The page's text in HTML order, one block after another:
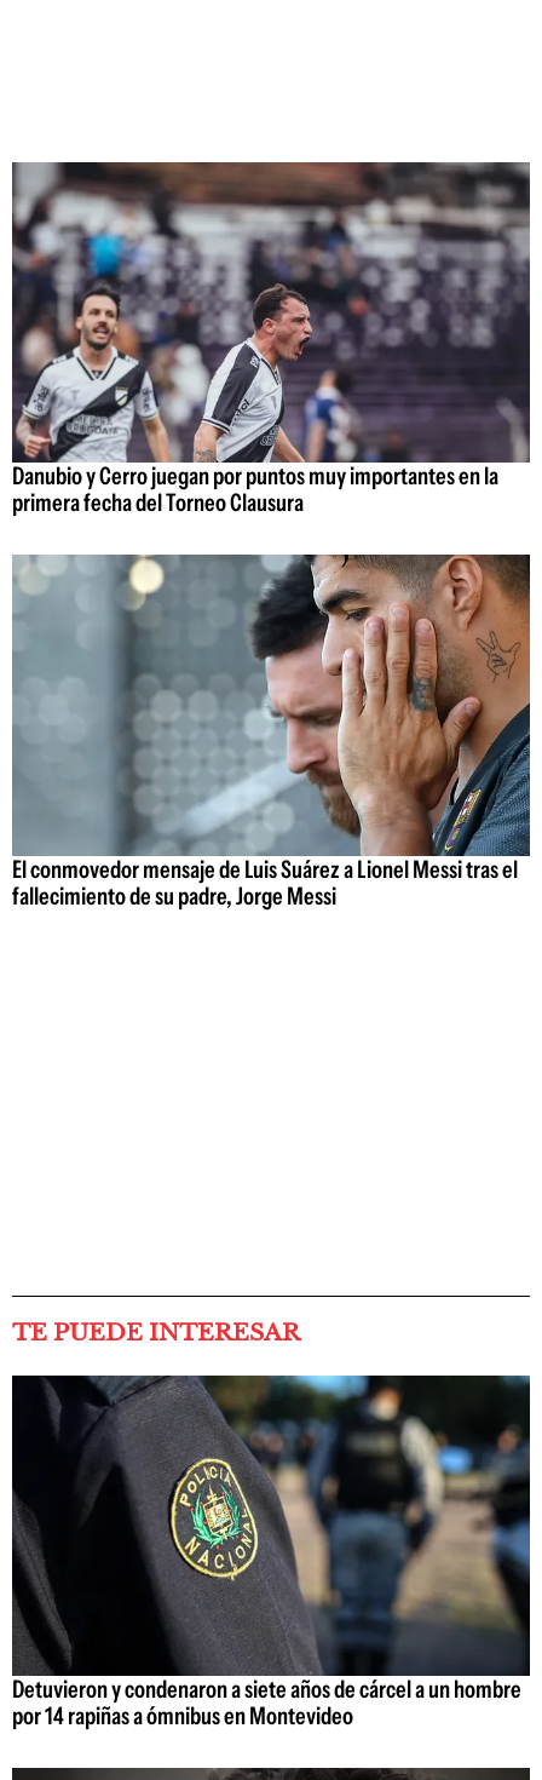
Danubio y Cerro juegan por puntos muy importantes en la
primera fecha del Torneo Clausura
El conmovedor mensaje de Luis Suárez a Lionel Messi tras el
fallecimiento de su padre, Jorge Messi
TE PUEDE INTERESAR
Detuvieron y condenaron a siete años de cárcel a un hombre
por 14 rapiñas a ómnibus en Montevideo